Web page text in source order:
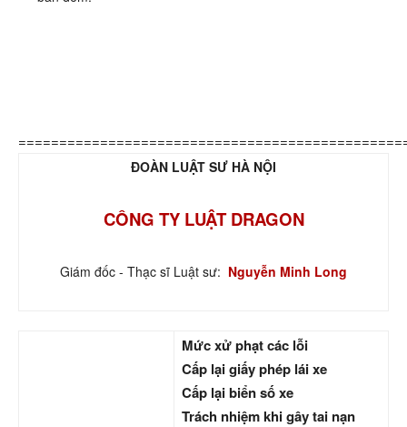
ĐOÀN LUẬT SƯ HÀ NỘI
CÔNG TY LUẬT DRAGON
Giám đốc - Thạc sĩ Luật sư: Nguyễn Minh Long
Mức xử phạt các lỗi
Cấp lại giấy phép lái xe
Cấp lại biển số xe
Trách nhiệm khi gây tai nạn